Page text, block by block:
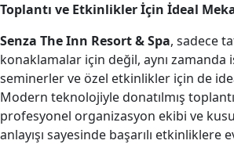
Toplantı ve Etkinlikler İçin İdeal
Senza The Inn Resort & Spa, sadece
konaklamalar için değil, aynı zamanda
seminerler ve özel etkinlikler için de
Modern teknolojiyle donatılmış
profesyonel organizasyon ekibi ve
anlayışı sayesinde başarılı etkinliklere